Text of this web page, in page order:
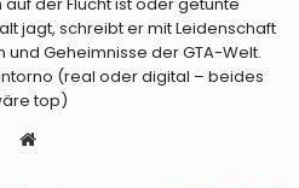
jagt, schreibt er mit Leidenschaft
und Geheimnisse der GTA-Welt.
(real oder digital – beides
top)